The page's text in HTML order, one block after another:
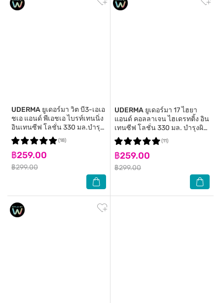
UDERMA ยูเดอร์มา วิต บี3-เอเอ
ชเอ แอนด์ พีเอชเอ ไบรท์เทนนิ่ง
อินเทนซีฟ โลชั่น 330 มล.บำรุง
ผิว
฿259.00
฿299.00
(18)
UDERMA ยูเดอร์มา 17 ไฮยา
แอนด์ คอลลาเจน ไฮเดรทติ้ง อิน
เทนซีฟ โลชั่น 330 มล. บำรุงผิว
กาย
฿259.00
฿299.00
(11)